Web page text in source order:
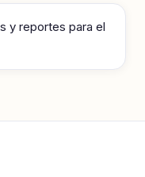
y reportes para el